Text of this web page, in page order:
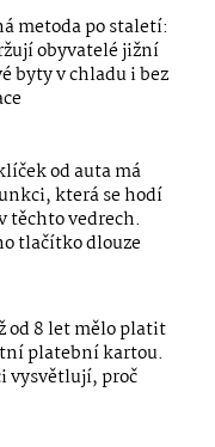
metoda po staletí:
obyvatelé jižní
byty v chladu i bez
od auta má
která se hodí
těchto vedrech.
tlačítko dlouze
od 8 let mělo platit
platební kartou.
vysvětlují, proč